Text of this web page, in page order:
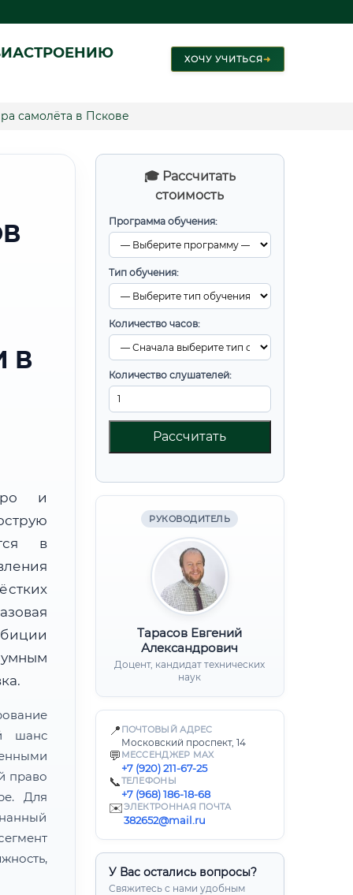
ХОЧУ УЧИТЬСЯ➜
самолёта в Пскове
🎓 Рассчитать
стоимость
Программа обучения:
Тип обучения:
Количество часов:
Количество слушателей:
Рассчитать
РУКОВОДИТЕЛЬ
Тарасов Евгений
Александрович
Доцент, кандидат технических
наук
📍 ПОЧТОВЫЙ АДРЕС
Московский проспект, 14
💬 МЕССЕНДЖЕР MAX
+7 (920) 211-67-25
📞ТЕЛЕФОНЫ
+7 (968) 186-18-68
✉️ЭЛЕКТРОННАЯ ПОЧТА
382652@mail.ru
У Вас остались вопросы?
Свяжитесь с нами удобным
В
и
в
шанс
право
Для